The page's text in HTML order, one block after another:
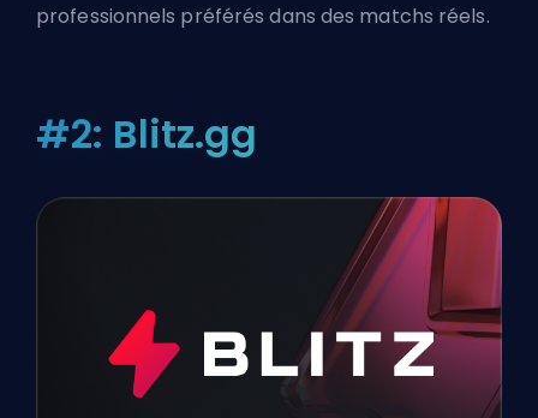
professionnels préférés dans des matchs réels.
#2: Blitz.gg